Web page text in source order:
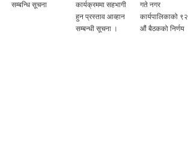
सम्बन्धि सूचना
कार्यक्रममा सहभागी
हुन प्रस्ताव आव्हान
सम्बन्धी सूचना ।
गते नगर
कार्यपालिकाको ९२
‌‍औं बैठकको निर्णय